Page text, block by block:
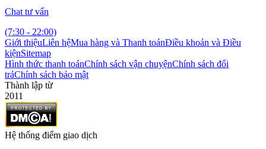
Chat tư vấn
(7:30 - 22:00)
Giới thiệuLiên hệMua hàng và Thanh toánĐiều khoản và Điều
kiệnSitemap
Hình thức thanh toánChính sách vận chuyệnChính sách đổi
trảChính sách bảo mật
Thành lập từ
2011
Hệ thống điểm giao dịch